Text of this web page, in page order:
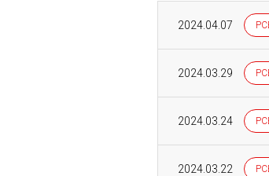
2024.04.07
2024.03.29
2024.03.24
2024.03.22